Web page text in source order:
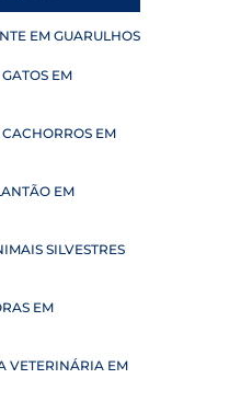
EM GUARULHOS
EM
EM
EM
SILVESTRES
EM
VETERINÁRIA EM